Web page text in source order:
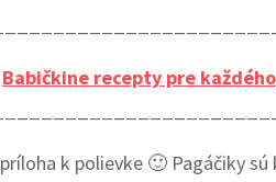
Babičkine recepty pre každého
k polievke 🙂 Pagáčiky